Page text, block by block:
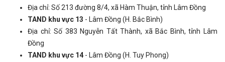
Địa chỉ: Số 213 đường 8/4, xã Hàm Thuận, tỉnh Lâm Đồng
TAND khu vực 13 - Lâm Đồng (H. Bắc Bình)
Địa chỉ: Số 383 Nguyễn Tất Thành, xã Bắc Bình, tỉnh Lâm
Đồng
TAND khu vực 14 - Lâm Đồng (H. Tuy Phong)